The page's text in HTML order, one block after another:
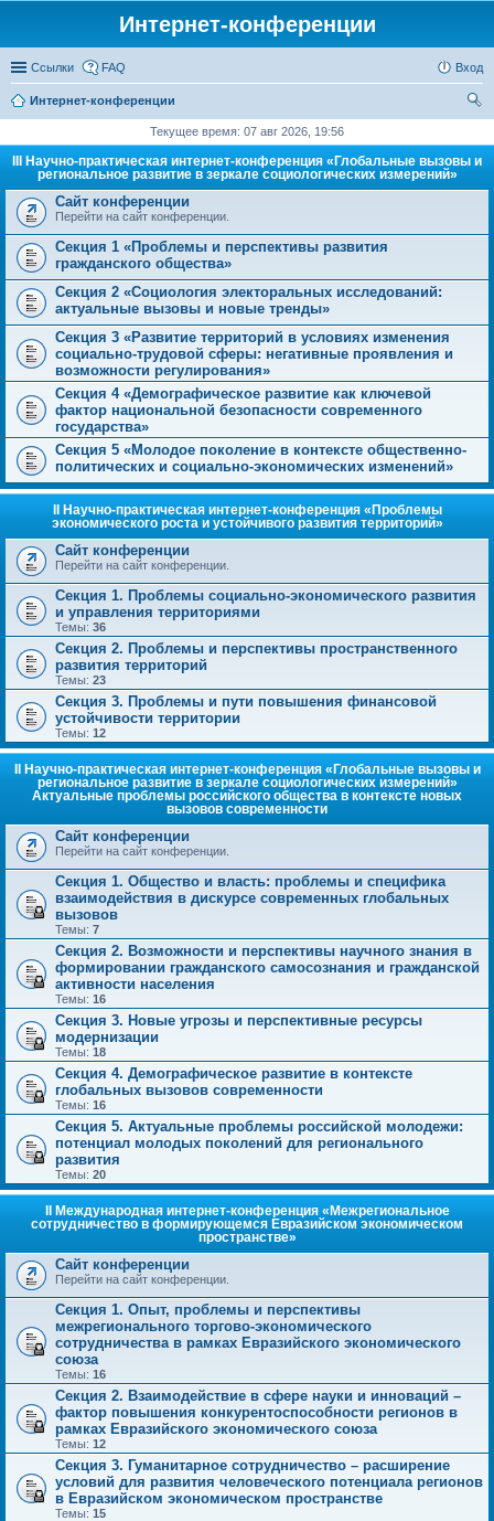
Интернет-конференции
Ссылки FAQ Вход
Интернет-конференции
Текущее время: 07 авг 2026, 19:56
III Научно-практическая интернет-конференция «Глобальные вызовы и
региональное развитие в зеркале социологических измерений»
Сайт конференции
Перейти на сайт конференции.
Секция 1 «Проблемы и перспективы развития
гражданского общества»
Секция 2 «Социология электоральных исследований:
актуальные вызовы и новые тренды»
Секция 3 «Развитие территорий в условиях изменения
социально-трудовой сферы: негативные проявления и
возможности регулирования»
Секция 4 «Демографическое развитие как ключевой
фактор национальной безопасности современного
государства»
Секция 5 «Молодое поколение в контексте общественно-
политических и социально-экономических изменений»
II Научно-практическая интернет-конференция «Проблемы
экономического роста и устойчивого развития территорий»
Сайт конференции
Перейти на сайт конференции.
Секция 1. Проблемы социально-экономического развития
и управления территориями
Темы: 36
Секция 2. Проблемы и перспективы пространственного
развития территорий
Темы: 23
Секция 3. Проблемы и пути повышения финансовой
устойчивости территории
Темы: 12
II Научно-практическая интернет-конференция «Глобальные вызовы и
региональное развитие в зеркале социологических измерений»
Актуальные проблемы российского общества в контексте новых
вызовов современности
Сайт конференции
Перейти на сайт конференции.
Секция 1. Общество и власть: проблемы и специфика
взаимодействия в дискурсе современных глобальных
вызовов
Темы: 7
Секция 2. Возможности и перспективы научного знания в
формировании гражданского самосознания и гражданской
активности населения
Темы: 16
Секция 3. Новые угрозы и перспективные ресурсы
модернизации
Темы: 18
Секция 4. Демографическое развитие в контексте
глобальных вызовов современности
Темы: 16
Секция 5. Актуальные проблемы российской молодежи:
потенциал молодых поколений для регионального
развития
Темы: 20
II Международная интернет-конференция «Межрегиональное
сотрудничество в формирующемся Евразийском экономическом
пространстве»
Сайт конференции
Перейти на сайт конференции.
Секция 1. Опыт, проблемы и перспективы
межрегионального торгово-экономического
сотрудничества в рамках Евразийского экономического
союза
Темы: 16
Секция 2. Взаимодействие в сфере науки и инноваций –
фактор повышения конкурентоспособности регионов в
рамках Евразийского экономического союза
Темы: 12
Секция 3. Гуманитарное сотрудничество – расширение
условий для развития человеческого потенциала регионов
в Евразийском экономическом пространстве
Темы: 15